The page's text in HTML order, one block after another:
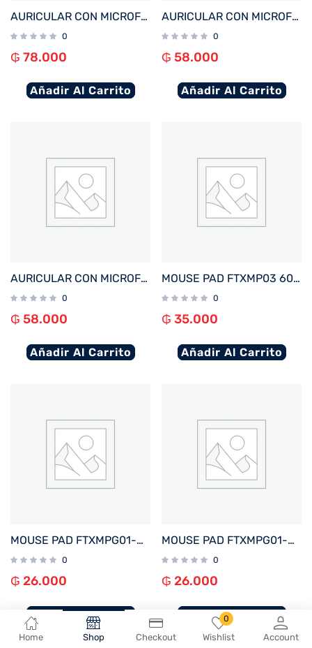
Home Shop Checkout
0
Wishlist Account
AURICULAR CON MICROFONO FTX E26P-BK BT/MIC/TWS/TOUCH/IPX6 NEGRO
0
₲ 78.000
Añadir Al Carrito
AURICULAR CON MICROFONO FTX E27-WH BT/MIC/IPX4 BLANCO
0
₲ 58.000
Añadir Al Carrito
AURICULAR CON MICROFONO FTX E27-BK BT/MIC/IPX4 NEGRO
0
₲ 58.000
Añadir Al Carrito
MOUSE PAD FTXMP03 60X35CM NEGRO
0
₲ 35.000
Añadir Al Carrito
MOUSE PAD FTXMPG01-WH 31X27CM CON APOYO DE MUÑECA EN GEL BLANCO
0
₲ 26.000
Añadir Al Carrito
MOUSE PAD FTXMPG01-GR 31X27CM CON APOYO DE MUÑECA EN GEL VERDE
0
₲ 26.000
Añadir Al Carrito